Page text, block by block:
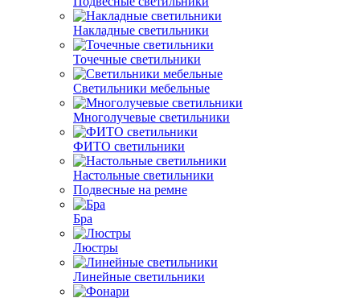
Накладные светильники
Точечные светильники
Светильники мебельные
Многолучевые светильники
ФИТО светильники
Настольные светильники
Подвесные на ремне
Бра
Люстры
Линейные светильники